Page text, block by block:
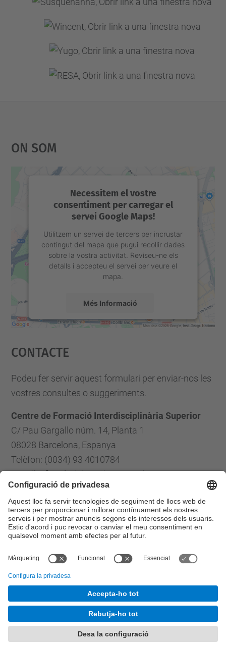
On Som
Necessitem el vostre
consentiment per carregar el
servei Google Maps!
Utilitzem un servei de tercers per incrustar
contingut del mapa que pugui recollir dades
sobre la vostra activitat. Reviseu-ne els
detalls i accepteu el servei per veure el
mapa.
Més Informació
powered by
Contacte
Podeu fer servir aquest formulari per enviar-nos les
vostres consultes o suggeriments.
Centre de Formació Interdisciplinària Superior
C/ Pau Gargallo núm. 14, Planta 1
08028 Barcelona, Espanya
Telèfon: (0034) 93 4010784
E-mail: cfis.administracio@upc.edu
Formulari de contacte
Llista Xarxes Socials
Centre de Formació Interdisciplinària Superior
Desenvolupat amb